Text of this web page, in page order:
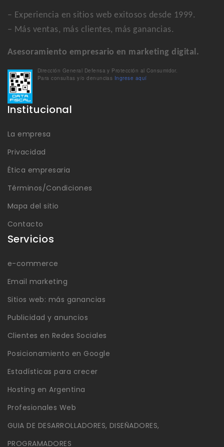
– Experiencia en sitios web exitosos desde 1999.
– Más ventas, más clientes, más ganancias.
Asesoramiento empresario en marketing digital.
Dirección General Defensa y Protección al Consumidor.
Para consultas y/o denuncias Ingrese aquí
Institucional
La empresa
Privacidad
Ética empresaria
Términos/Condiciones
Mapa del sitio
Contacto
Servicios
e-commerce
Email marketing
Sitios web: más ganancias
Publicidad y anuncios
Clientes en Redes Sociales
Posicionamiento en Google
Estadísticas para crecer
Hosting en Argentina
Profesionales Web
GUIA DE DESARROLLADORES, DISEÑADORES,
PROGRAMADORES